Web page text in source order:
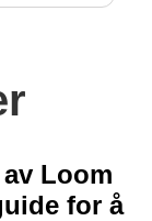
Loom
for å